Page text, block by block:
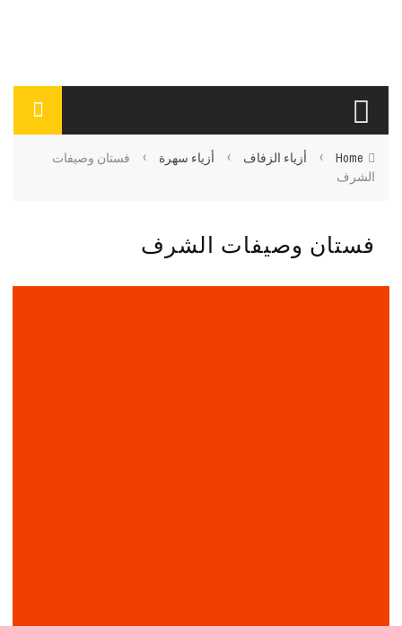
Home
› أزياء الزفاف › أزياء سهرة ›
فستان وصيفات
الشرف
فستان وصيفات الشرف